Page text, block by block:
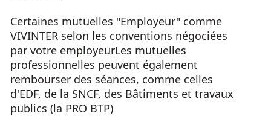
Certaines mutuelles "Employeur" comme
VIVINTER selon les conventions négociées
par votre employeurLes mutuelles
professionnelles peuvent également
rembourser des séances, comme celles
d'EDF, de la SNCF, des Bâtiments et travaux
publics (la PRO BTP)